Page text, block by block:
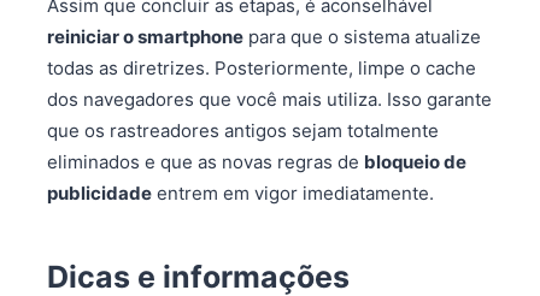
Assim que concluir as etapas, é aconselhável
reiniciar o smartphone para que o sistema atualize
todas as diretrizes. Posteriormente, limpe o cache
dos navegadores que você mais utiliza. Isso garante
que os rastreadores antigos sejam totalmente
eliminados e que as novas regras de bloqueio de
publicidade entrem em vigor imediatamente.
Dicas e informações